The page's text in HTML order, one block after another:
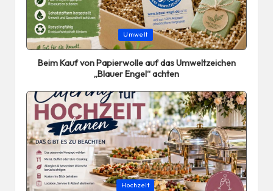
Posted
in
Umwelt
Beim Kauf von Papierwolle auf das Umweltzeichen
„Blauer Engel“ achten
Posted
Hochzeit